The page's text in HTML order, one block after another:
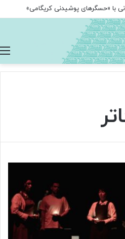
با «حسگرهای پوشیدنی کریگامی»